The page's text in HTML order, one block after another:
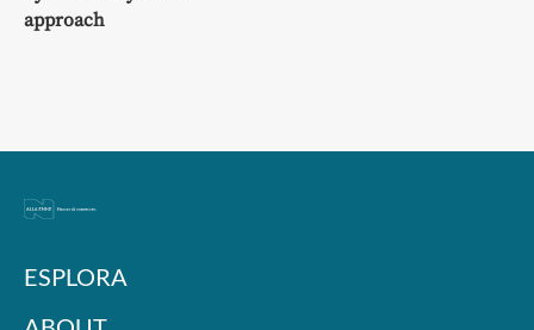
approach
ESPLORA